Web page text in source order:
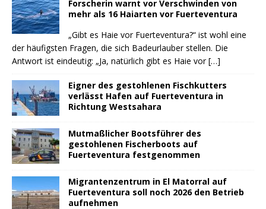
Forscherin warnt vor Verschwinden von
mehr als 16 Haiarten vor Fuerteventura
„Gibt es Haie vor Fuerteventura?“ ist wohl eine
der häufigsten Fragen, die sich Badeurlauber stellen. Die
Antwort ist eindeutig: „Ja, natürlich gibt es Haie vor[…]
Eigner des gestohlenen Fischkutters
verlässt Hafen auf Fuerteventura in
Richtung Westsahara
Mutmaßlicher Bootsführer des
gestohlenen Fischerboots auf
Fuerteventura festgenommen
Migrantenzentrum in El Matorral auf
Fuerteventura soll noch 2026 den Betrieb
aufnehmen